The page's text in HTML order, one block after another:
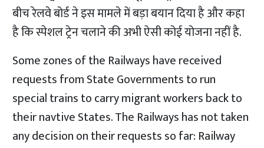
बीच रेलवे बोर्ड ने इस मामले में बड़ा बयान दिया है और कहा
है कि स्पेशल ट्रेन चलाने की अभी ऐसी कोई योजना नहीं है.
Some zones of the Railways have received
requests from State Governments to run
special trains to carry migrant workers back to
their navtive States. The Railways has not taken
any decision on their requests so far: Railway